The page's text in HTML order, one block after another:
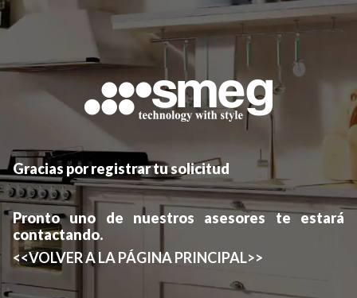
Gracias por registrar tu solicitud
Pronto uno de nuestros asesores te estará
contactando.
<<VOLVER A LA PÁGINA PRINCIPAL>>